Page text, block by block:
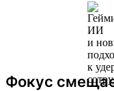
Фокус